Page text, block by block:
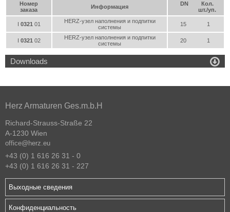
Номер
заказа
Информация DN
Кол.
шт./уп.
I 0321 01
HERZ-узел наполнения и подпитки
системы
15 1
I 0321 02
HERZ-узел наполнения и подпитки
системы
20 1
Downloads 
Herz Armaturen Ges.m.b.H
Richard-Strauss-Straße 22
A-1230 Wien
office@herz.eu
+43 (0) 1 616 26 31 - 0
+43 (0) 1 616 26 31 - 227
Выходные сведения
Конфиденциальность